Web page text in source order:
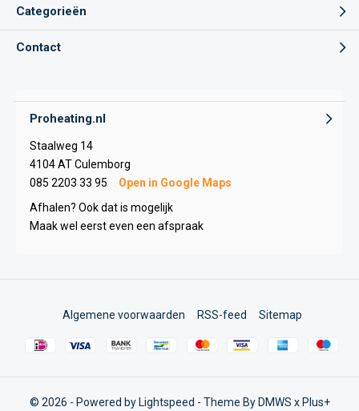
Categorieën
Contact
Proheating.nl
Staalweg 14
4104 AT Culemborg
085 2203 33 95
Open in Google Maps
Afhalen? Ook dat is mogelijk
Maak wel eerst even een afspraak
© 2026 - Powered by Lightspeed - Theme By DMWS x Plus+
Algemene voorwaarden RSS-feed Sitemap